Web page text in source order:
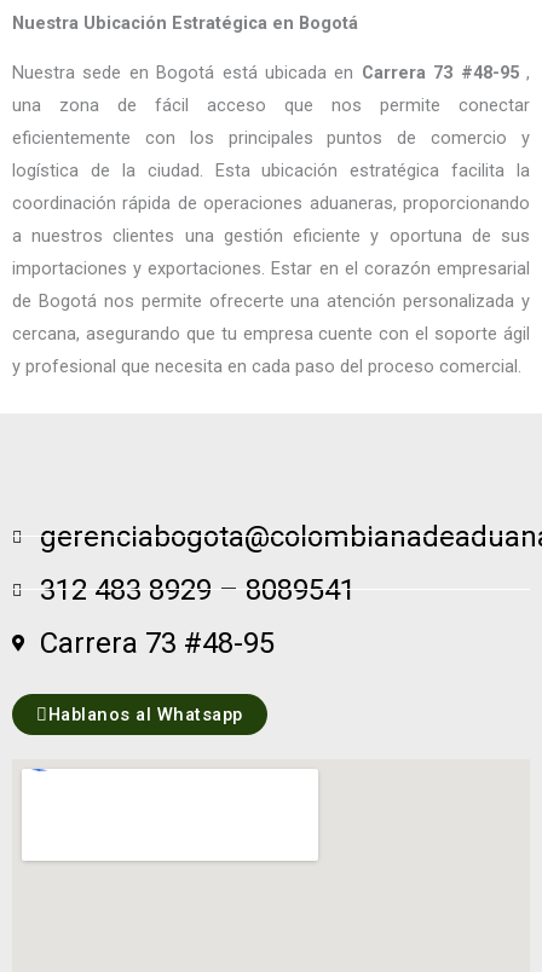
Nuestra Ubicación Estratégica en Bogotá
Nuestra sede en Bogotá está ubicada en Carrera 73 #48-95,
una zona de fácil acceso que nos permite conectar
eficientemente con los principales puntos de comercio y
logística de la ciudad. Esta ubicación estratégica facilita la
coordinación rápida de operaciones aduaneras, proporcionando
a nuestros clientes una gestión eficiente y oportuna de sus
importaciones y exportaciones. Estar en el corazón empresarial
de Bogotá nos permite ofrecerte una atención personalizada y
cercana, asegurando que tu empresa cuente con el soporte ágil
y profesional que necesita en cada paso del proceso comercial.
312 483 8929 – 8089541
Carrera 73 #48-95
Hablanos al Whatsapp